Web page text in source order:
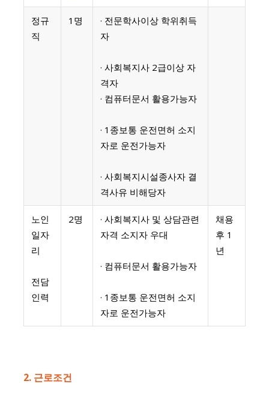
정규
직
1명
· 전문학사이상 학위취득
자
· 사회복지사 2급이상 자
격자
· 컴퓨터문서 활용가능자
· 1종보통 운전면허 소지
자로 운전가능자
· 사회복지시설종사자 결
격사유 비해당자
노인
일자
리
전담
인력
2명
· 사회복지사 및 상담관련
자격 소지자 우대
· 컴퓨터문서 활용가능자
· 1종보통 운전면허 소지
자로 운전가능자
채용
후 1
년
2. 근로조건